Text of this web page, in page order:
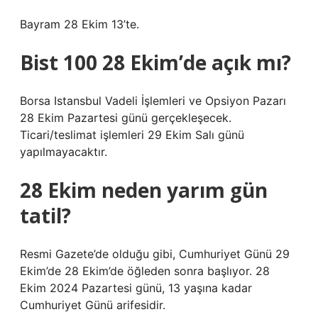
Bayram 28 Ekim 13’te.
Bist 100 28 Ekim’de açık mı?
Borsa Istansbul Vadeli İşlemleri ve Opsiyon Pazarı
28 Ekim Pazartesi günü gerçekleşecek.
Ticari/teslimat işlemleri 29 Ekim Salı günü
yapılmayacaktır.
28 Ekim neden yarım gün
tatil?
Resmi Gazete’de olduğu gibi, Cumhuriyet Günü 29
Ekim’de 28 Ekim’de öğleden sonra başlıyor. 28
Ekim 2024 Pazartesi günü, 13 yaşına kadar
Cumhuriyet Günü arifesidir.